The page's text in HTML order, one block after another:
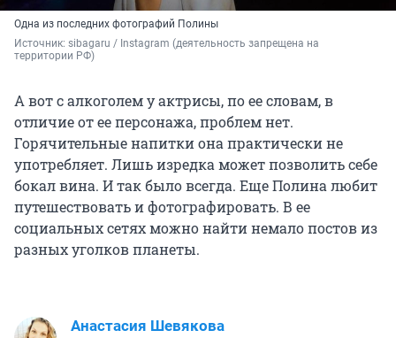
Одна из последних фотографий Полины
Источник: sibagaru / Instagram (деятельность запрещена на
территории РФ)
А вот с алкоголем у актрисы, по ее словам, в
отличие от ее персонажа, проблем нет.
Горячительные напитки она практически не
употребляет. Лишь изредка может позволить себе
бокал вина. И так было всегда. Еще Полина любит
путешествовать и фотографировать. В ее
социальных сетях можно найти немало постов из
разных уголков планеты.
Анастасия Шевякова